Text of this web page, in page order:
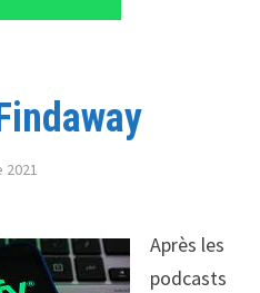
2021
Après les
podcasts